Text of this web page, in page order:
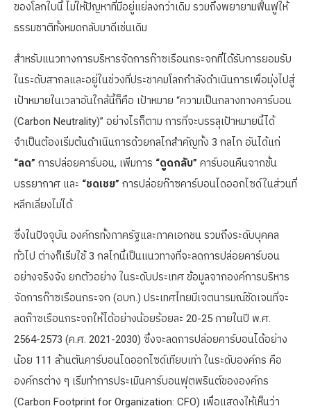
ของโลกใบนี้ ไม่ให้ปัญหาที่มีอยู่แย่ลงกว่าเดิม รวมถึงพยายามฟื้นฟูให้
ธรรมชาติทั้งหมดกลับมาดีเช่นเดิม
สำหรับแนวทางการบริหารจัดการก๊าซเรือนกระจกที่ได้รับการยอมรับ
ในระดับสากลและอยู่ในช่วงที่ประชาคมโลกกำลังดำเนินการเพื่อมุ่งไปสู่
เป้าหมายในเวลาอันใกล้นี้ก็คือ เป้าหมาย “ความเป็นกลางทางคาร์บอน
(Carbon Neutrality)” อย่างไรก็ตาม การที่จะบรรลุเป้าหมายนี้ได้
จำเป็นต้องเริ่มต้นดำเนินการด้วยกลไกสำคัญทั้ง 3 กลไก อันได้แก่
“ลด” การปล่อยคาร์บอน, เพิ่มการ “ดูดกลับ” คาร์บอนคืนจากชั้น
บรรยากาศ และ “ชดเชย” การปล่อยก๊าซคาร์บอนไดออกไซด์ในส่วนที่
หลีกเลี่ยงไม่ได้
ซึ่งในปัจจุบัน องค์กรทั้งภาครัฐและภาคเอกชน รวมถึงระดับบุคคล
ทั่วไป ต่างก็เริ่มใช้ 3 กลไกนี้เป็นแนวทางที่จะลดการปล่อยคาร์บอน
อย่างจริงจัง ยกตัวอย่าง ในระดับประเทศ ข้อมูลจากองค์การบริหาร
จัดการก๊าซเรือนกระจก (อบก.) ประเทศไทยมีเจตนารมณ์ชัดเจนที่จะ
ลดก๊าซเรือนกระจกให้ได้อย่างน้อยร้อยละ 20-25 ภายในปี พ.ศ.
2564-2573 (ค.ศ. 2021-2030) ซึ่งจะลดการปล่อยคาร์บอนได้อย่าง
น้อย 111 ล้านตันคาร์บอนไดออกไซด์เทียบเท่า ในระดับองค์กร คือ
องค์กรต่าง ๆ เริ่มทำการประเมินคาร์บอนฟุตพรินต์ขององค์กร
(Carbon Footprint for Organization: CFO) เพื่อแสดงให้เห็นว่า